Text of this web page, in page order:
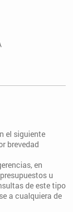
el siguiente
brevedad
en
u
de este tipo
a cualquiera de